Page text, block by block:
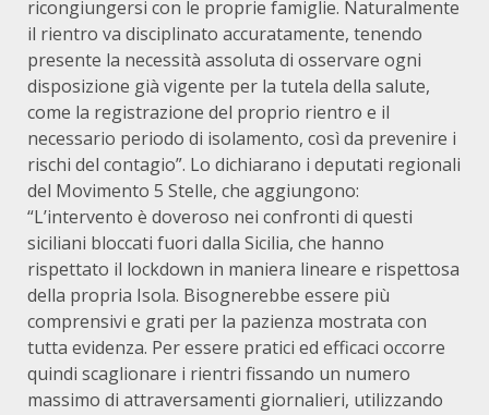
ricongiungersi con le proprie famiglie. Naturalmente
il rientro va disciplinato accuratamente, tenendo
presente la necessità assoluta di osservare ogni
disposizione già vigente per la tutela della salute,
come la registrazione del proprio rientro e il
necessario periodo di isolamento, così da prevenire i
rischi del contagio”. Lo dichiarano i deputati regionali
del Movimento 5 Stelle, che aggiungono:
“L’intervento è doveroso nei confronti di questi
siciliani bloccati fuori dalla Sicilia, che hanno
rispettato il lockdown in maniera lineare e rispettosa
della propria Isola. Bisognerebbe essere più
comprensivi e grati per la pazienza mostrata con
tutta evidenza. Per essere pratici ed efficaci occorre
quindi scaglionare i rientri fissando un numero
massimo di attraversamenti giornalieri, utilizzando